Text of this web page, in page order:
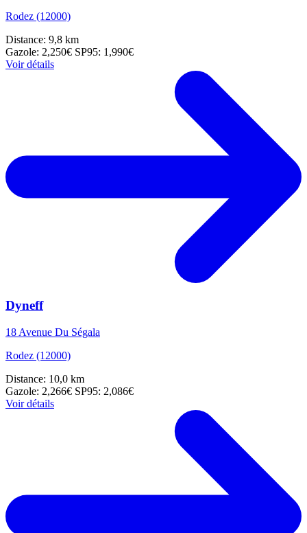
Rodez (12000)
Distance: 9,8 km
Gazole: 2,250€ SP95: 1,990€
Voir détails
Dyneff
18 Avenue Du Ségala
Rodez (12000)
Distance: 10,0 km
Gazole: 2,266€ SP95: 2,086€
Voir détails